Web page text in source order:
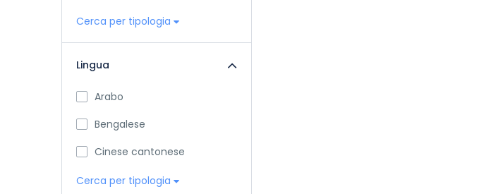
Cerca per tipologia
Lingua
Arabo
Bengalese
Cinese cantonese
Cerca per tipologia